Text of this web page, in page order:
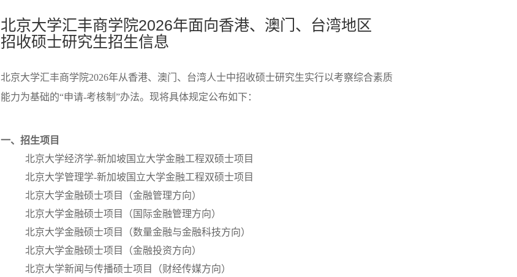
北京大学汇丰商学院2026年面向香港、澳门、台湾地区
招收硕士研究生招生信息
北京大学汇丰商学院2026年从香港、澳门、台湾人士中招收硕士研究生实行以考察综合素质
能力为基础的“申请-考核制”办法。现将具体规定公布如下：
一、招生项目
北京大学经济学-新加坡国立大学金融工程双硕士项目
北京大学管理学-新加坡国立大学金融工程双硕士项目
北京大学金融硕士项目（金融管理方向）
北京大学金融硕士项目（国际金融管理方向）
北京大学金融硕士项目（数量金融与金融科技方向）
北京大学金融硕士项目（金融投资方向）
北京大学新闻与传播硕士项目（财经传媒方向）